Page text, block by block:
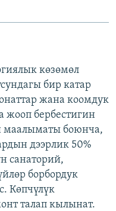
көзөмөл
бир катар
жана коомдук
жооп бербестигин
маалыматы боюнча,
дээрлик 50%
санаторий,
борбордук
Көпчүлүк
талап кылынат.